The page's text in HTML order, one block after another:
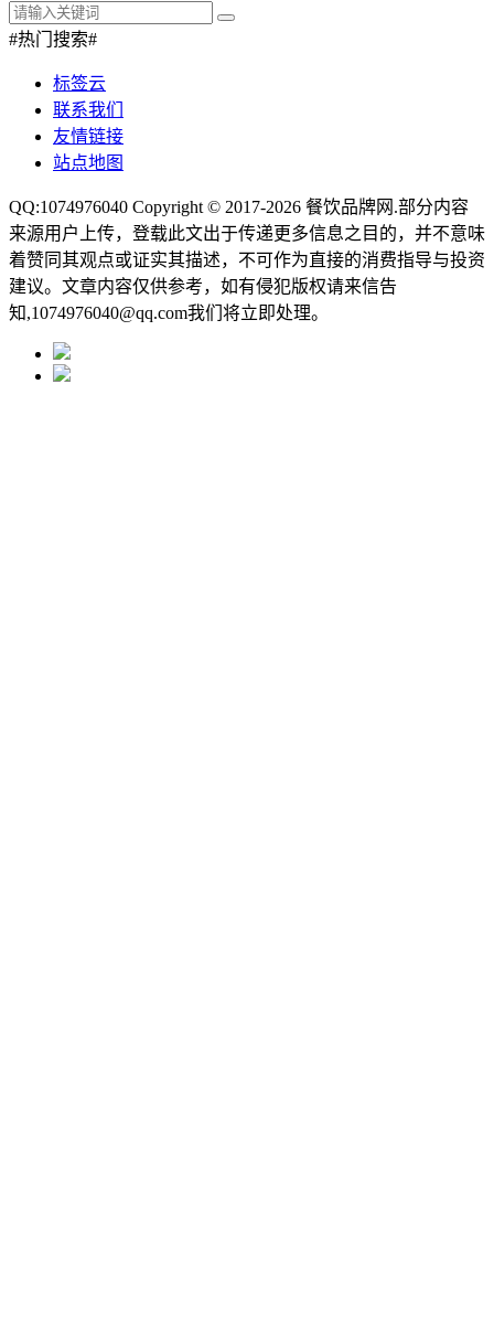
#热门搜索#
标签云
联系我们
友情链接
站点地图
QQ:1074976040 Copyright © 2017-2026 餐饮品牌网 .部分内容
来源用户上传，登载此文出于传递更多信息之目的，并不意味
着赞同其观点或证实其描述，不可作为直接的消费指导与投资
建议。文章内容仅供参考，如有侵犯版权请来信告
知,1074976040@qq.com我们将立即处理。